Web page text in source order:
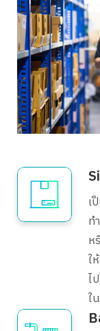
Search
for:
เ
ท
ห
ใ
ไ
ใ